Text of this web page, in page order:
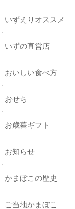
いずえりオススメ
いずの直営店
おいしい食べ方
おせち
お歳暮ギフト
お知らせ
かまぼこの歴史
ご当地かまぼこ